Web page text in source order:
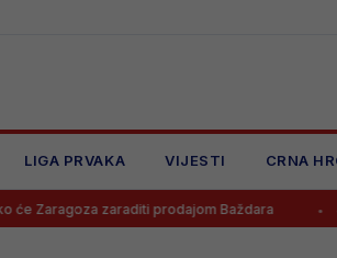
LIGA PRVAKA VIJESTI CRNA
zaraditi prodajom Baždara Juventus